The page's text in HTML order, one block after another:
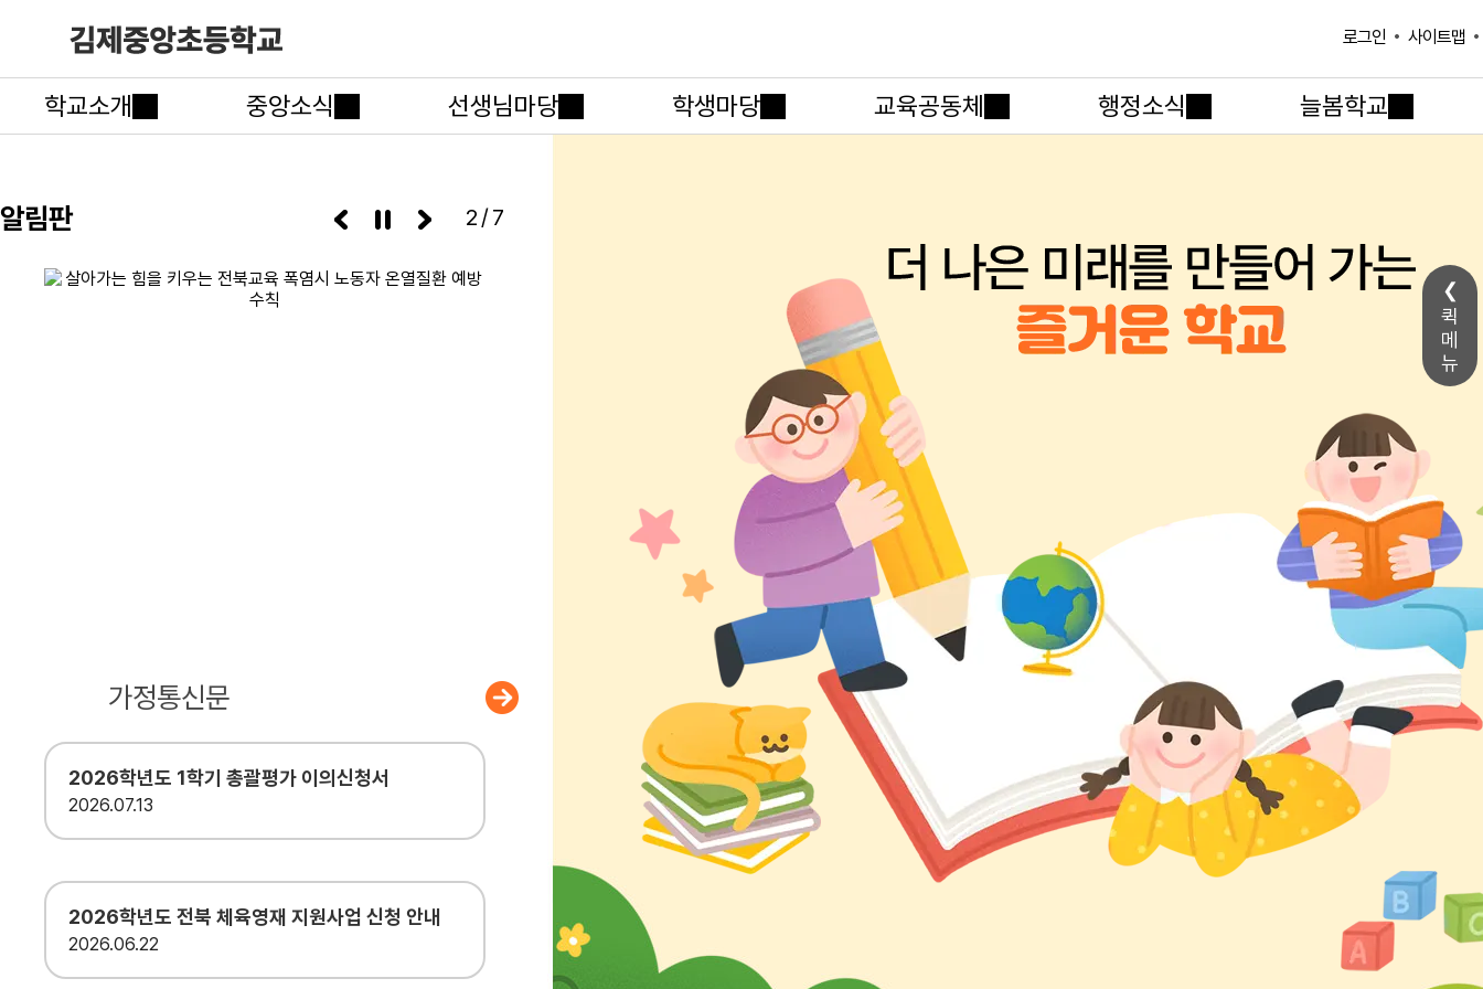
퀵
메
뉴
로그인 사이트맵
학교소개 중앙소식 선생님마당 학생마당 교육공동체 행정소식 늘봄학교
알림판 3/7
가정통신문
2026학년도 1학기 총괄평가 이의신청서
2026 07.13
2026학년도 전북 체육영재 지원사업 신청 안내
2026 06.22